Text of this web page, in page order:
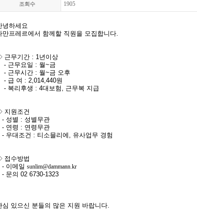
조회수 1905
녕하세요
만프레르에서 함께할 직원을 모집합니다.
근무기간 : 1년이상
무요일 : 월~금
무시간 : 월~금 오후
여 : 2,014,440원
리후생 : 4대보험, 근무복 지급
지원조건
별 : 성별무관
령 : 연령무관
대조건 : 티소믈리에, 유사업무 경험
접수방법
메일 sunlim@dammann.kr
의 02 6730-1323
심 있으신 분들의 많은 지원 바랍니다.